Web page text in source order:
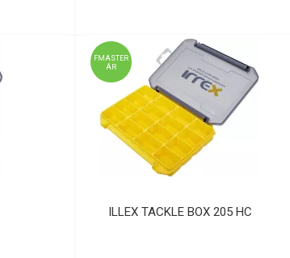
FMASTER
ÁR
ILLEX TACKLE BOX 205 HC